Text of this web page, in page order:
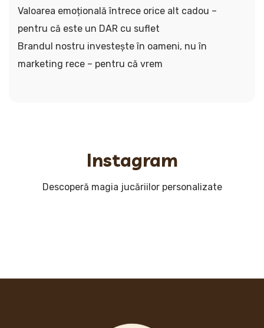
Valoarea emoțională întrece orice alt cadou –
pentru că este un DAR cu suflet
Brandul nostru investește în oameni, nu în
marketing rece – pentru că vrem
Instagram
Descoperă magia jucăriilor personalizate